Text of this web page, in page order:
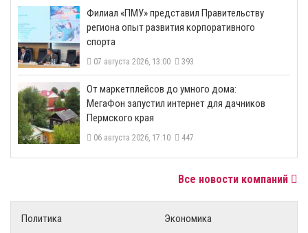
​Филиал «ПМУ» представил Правительству
региона опыт развития корпоративного
спорта
07 августа 2026, 13:00 393
От маркетплейсов до умного дома:
МегаФон запустил интернет для дачников
Пермского края
06 августа 2026, 17:10 447
Все новости компаний
Политика
Экономика